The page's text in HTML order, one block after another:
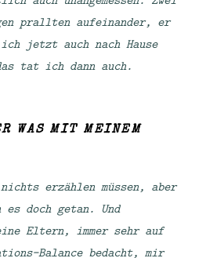
prallten aufeinander, er
jetzt auch nach Hause
tat ich dann auch.
WAS MIT MEINEM
erzählen müssen, aber
doch getan. Und
Eltern, immer sehr auf
Balance bedacht, mir